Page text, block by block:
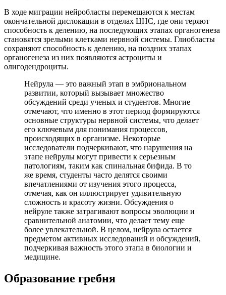
В ходе миграции нейробласты перемещаются к местам
окончательной дислокации в отделах ЦНС, где они теряют
способность к делению, на последующих этапах органогенеза
становятся зрелыми клетками нервной системы. Глиобласты
сохраняют способность к делению, на поздних этапах
органогенеза из них появляются астроциты и
олигодендроциты.
Нейрула — это важный этап в эмбриональном
развитии, который вызывает множество
обсуждений среди ученых и студентов. Многие
отмечают, что именно в этот период формируются
основные структуры нервной системы, что делает
его ключевым для понимания процессов,
происходящих в организме. Некоторые
исследователи подчеркивают, что нарушения на
этапе нейрулы могут привести к серьезным
патологиям, таким как спинальная бифида. В то
же время, студенты часто делятся своими
впечатлениями от изучения этого процесса,
отмечая, как он иллюстрирует удивительную
сложность и красоту жизни. Обсуждения о
нейруле также затрагивают вопросы эволюции и
сравнительной анатомии, что делает тему еще
более увлекательной. В целом, нейрула остается
предметом активных исследований и обсуждений,
подчеркивая важность этого этапа в биологии и
медицине.
Образование гребня